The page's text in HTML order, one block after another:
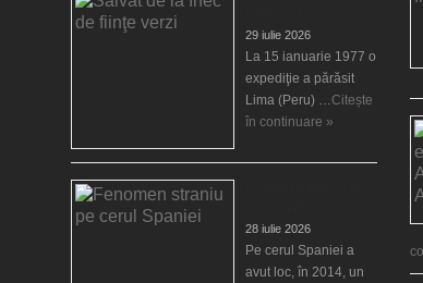
29 iulie 2026
La 15 ianuarie 1977 o
expediţie a părăsit
Lima (Peru) …Citește
în continuare »
28 iulie 2026
Pe cerul Spaniei a
avut loc, în 2014, un